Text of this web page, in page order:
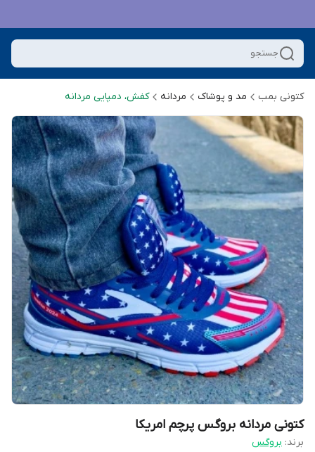
جستجو
کتونی بمب مد و پوشاک مردانه کفش، دمپایی مردانه
کتونی مردانه بروگس پرچم امریکا
برند: بروگس